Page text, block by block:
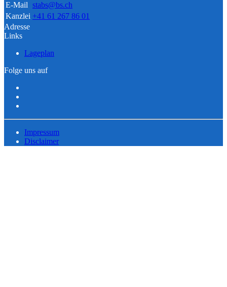
E-Mail stabs@bs.ch
Kanzlei +41 61 267 86 01
Adresse
Links
Lageplan
Folge uns auf
Impressum
Disclaimer